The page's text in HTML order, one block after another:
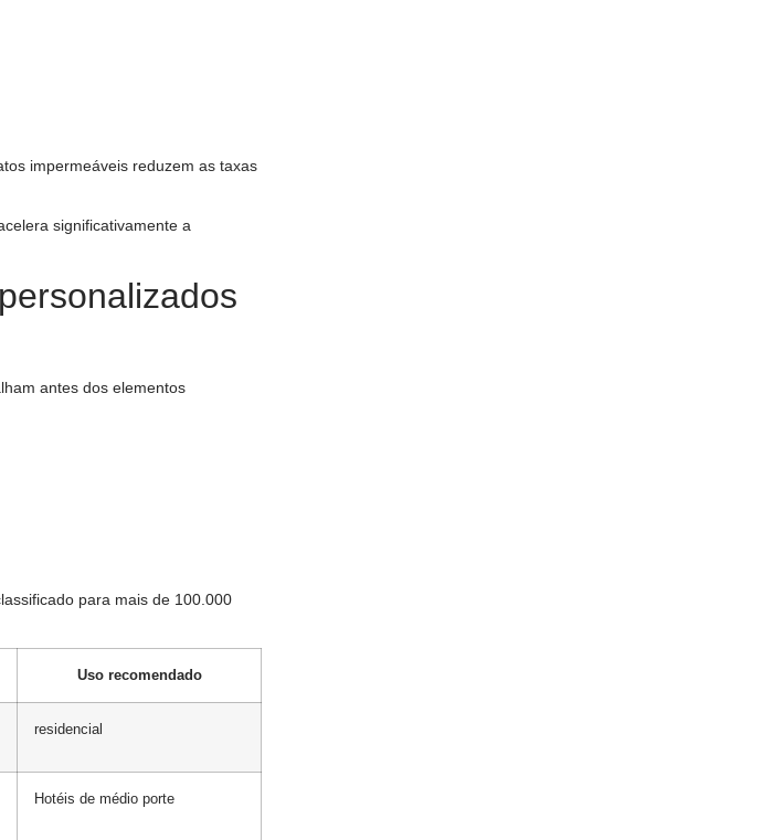
impermeáveis ​​reduzem as taxas
significativamente a
antes dos elementos
para mais de 100.000
Uso recomendado
residencial
Hotéis de médio porte